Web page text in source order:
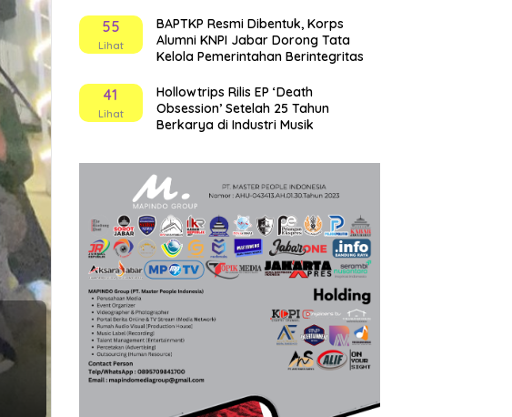
55
Lihat
BAPTKP Resmi Dibentuk, Korps
Alumni KNPI Jabar Dorong Tata
Kelola Pemerintahan Berintegritas
41
Lihat
Hollowtrips Rilis EP ‘Death
Obsession’ Setelah 25 Tahun
Berkarya di Industri Musik